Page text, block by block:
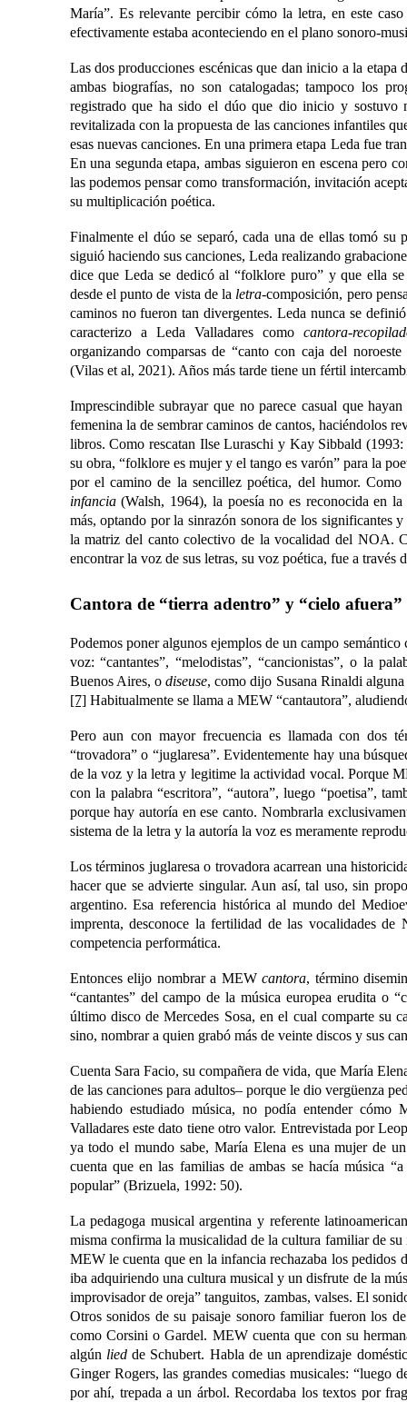
María”. Es relevante percibir cómo la letra, en este
efectivamente estaba aconteciendo en el plano sonoro-
Las dos producciones escénicas que dan inicio a la
ambas biografías, no son catalogadas; tampoco los
registrado que ha sido el dúo que dio inicio y sostuvo
revitalizada con la propuesta de las canciones infantiles
esas nuevas canciones. En una primera etapa Leda fue
En una segunda etapa, ambas siguieron en escena pero
las podemos pensar como transformación, invitación
su multiplicación poética.
Finalmente el dúo se separó, cada una de ellas tomó
siguió haciendo sus canciones, Leda realizando
dice que Leda se dedicó al “folklore puro” y que ella
desde el punto de vista de la letra-composición, pero
caminos no fueron tan divergentes. Leda nunca se
caracterizo a Leda Valladares como cantora-
organizando comparsas de “canto con caja del
(Vilas et al, 2021). Años más tarde tiene un fértil
Imprescindible subrayar que no parece casual que
femenina la de sembrar caminos de cantos, haciéndolos
libros. Como rescatan Ilse Luraschi y Kay Sibbald
su obra, “folklore es mujer y el tango es varón” para la
por el camino de la sencillez poética, del humor.
infancia(Walsh, 1964), la poesía no es reconocida en
más, optando por la sinrazón sonora de los significantes
la matriz del canto colectivo de la vocalidad del NOA.
encontrar la voz de sus letras, su voz poética, fue a
Cantora de “tierra adentro” y “cielo afuera”
Podemos poner algunos ejemplos de un campo
voz: “cantantes”, “melodistas”, “cancionistas”, o la
Buenos Aires, odiseuse, como dijo Susana Rinaldi
[7]Habitualmente se llama a MEW “cantautora”,
Pero aun con mayor frecuencia es llamada con dos
“trovadora” o “juglaresa”. Evidentemente hay una
de la voz y la letra y legitime la actividad vocal. Porque
con la palabra “escritora”, “autora”, luego “poetisa”,
porque hay autoría en ese canto. Nombrarla
sistema de la letra y la autoría la voz es meramente
Los términos juglaresa o trovadora acarrean una
hacer que se advierte singular. Aun así, tal uso, sin
argentino. Esa referencia histórica al mundo del
imprenta, desconoce la fertilidad de las vocalidades de
competencia performática.
Entonces elijo nombrar a MEWcantora, término
“cantantes” del campo de la música europea erudita
último disco de Mercedes Sosa, en el cual comparte su
sino, nombrar a quien grabó más de veinte discos y sus
Cuenta Sara Facio, su compañera de vida, que María
de las canciones para adultos‒ porque le dio vergüenza
habiendo estudiado música, no podía entender cómo
Valladares este dato tiene otro valor. Entrevistada por
ya todo el mundo sabe, María Elena es una mujer de
cuenta que en las familias de ambas se hacía música
popular” (Brizuela, 1992: 50).
La pedagoga musical argentina y referente
misma confirma la musicalidad de la cultura familiar de
MEW le cuenta que en la infancia rechazaba los pedidos
iba adquiriendo una cultura musical y un disfrute de la
improvisador de oreja” tanguitos, zambas, valses. El
Otros sonidos de su paisaje sonoro familiar fueron los
como Corsini o Gardel. MEW cuenta que con su
algún liedde Schubert. Habla de un aprendizaje
Ginger Rogers, las grandes comedias musicales: “luego
por ahí, trepada a un árbol. Recordaba los textos por